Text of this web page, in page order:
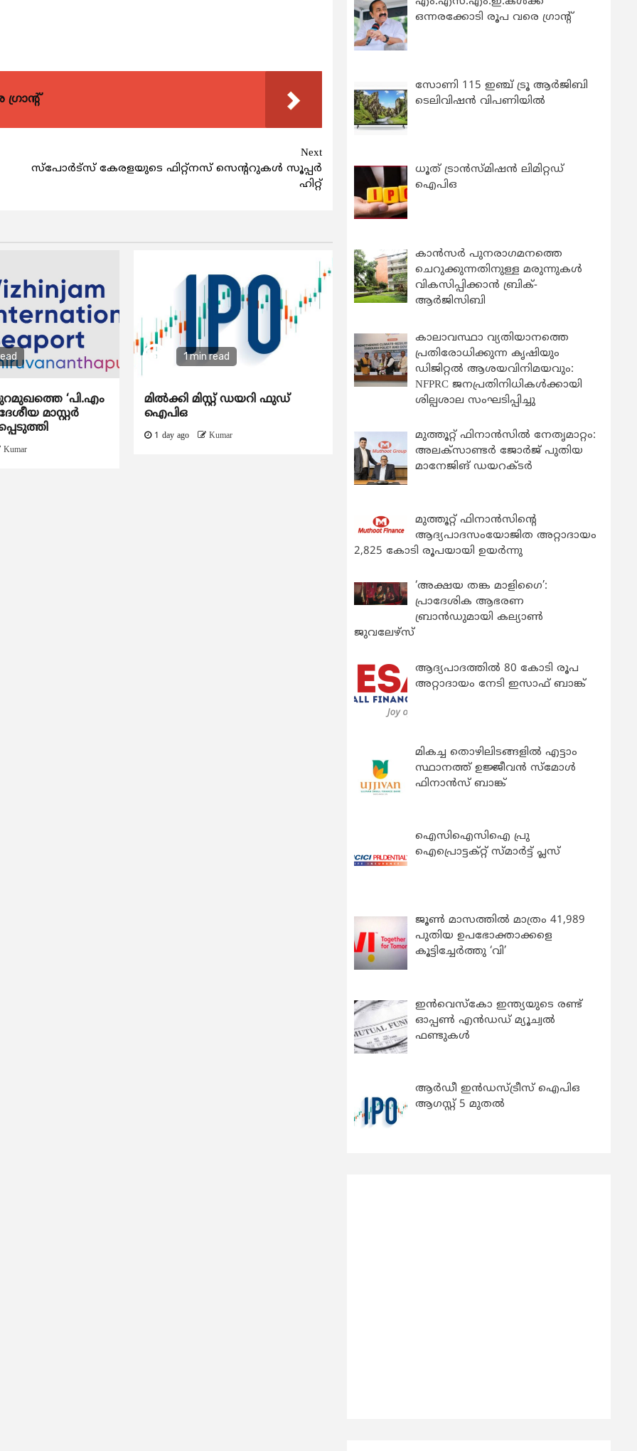
Next
സ്‌പോര്‍ട്‌സ് കേരളയുടെ ഫിറ്റ്‌നസ് സെന്ററുകള്‍ സൂപ്പര്‍
ഹിറ്റ്
‘പി.എം
മാസ്റ്റർ
Kumar
1 min read
മിൽക്കി മിസ്റ്റ് ഡയറി ഫുഡ്
ഐപിഒ
1 day ago Kumar
ഒന്നരക്കോടി രൂപ വരെ ഗ്രാന്റ്
സോണി 115 ഇഞ്ച് ട്രൂ ആർജിബി
ടെലിവിഷൻ വിപണിയിൽ
ധൂത് ട്രാൻസ്മിഷൻ ലിമിറ്റഡ്
ഐപിഒ
കാന്‍സര്‍ പുനരാഗമനത്തെ
ചെറുക്കുന്നതിനുള്ള മരുന്നുകള്‍
വികസിപ്പിക്കാന്‍ ബ്രിക്-
ആര്‍ജിസിബി
കാലാവസ്ഥാ വ്യതിയാനത്തെ
പ്രതിരോധിക്കുന്ന കൃഷിയും
ഡിജിറ്റൽ ആശയവിനിമയവും:
NFPRC ജനപ്രതിനിധികൾക്കായി
ശില്പശാല സംഘടിപ്പിച്ചു
മുത്തൂറ്റ് ഫിനാൻസിൽ നേതൃമാറ്റം:
അലക്സാണ്ടർ ജോർജ് പുതിയ
മാനേജിങ് ഡയറക്ടർ
മുത്തൂറ്റ് ഫിനാൻസിന്റെ
ആദ്യപാദസംയോജിത അറ്റാദായം
2,825 കോടി രൂപയായി ഉയർന്നു
‘അക്ഷയ തങ്ക മാളിഗൈ’:
പ്രാദേശിക ആഭരണ
ബ്രാന്‍ഡുമായി കല്യാണ്‍
ജുവലേഴ്‌സ്
ആദ്യപാദത്തിൽ 80 കോടി രൂപ
അറ്റാദായം നേടി ഇസാഫ് ബാങ്ക്
മികച്ച തൊഴിലിടങ്ങളിൽ എട്ടാം
സ്ഥാനത്ത് ഉജ്ജീവൻ സ്മോൾ
ഫിനാൻസ് ബാങ്ക്
ഐസിഐസിഐ പ്രു
ഐപ്രൊട്ടക്റ്റ് സ്മാർട്ട് പ്ലസ്
ജൂൺ മാസത്തിൽ മാത്രം 41,989
പുതിയ ഉപഭോക്താക്കളെ
കൂട്ടിച്ചേർത്തു ‘വി’
ഇന്‍വെസ്കോ ഇന്ത്യയുടെ രണ്ട്
ഓപ്പണ്‍ എന്‍ഡഡ് മ്യൂച്വല്‍
ഫണ്ടുകള്‍
ആർഡീ ഇൻഡസ്ട്രീസ് ഐപിഒ
ആഗസ്റ്റ് 5 മുതൽ